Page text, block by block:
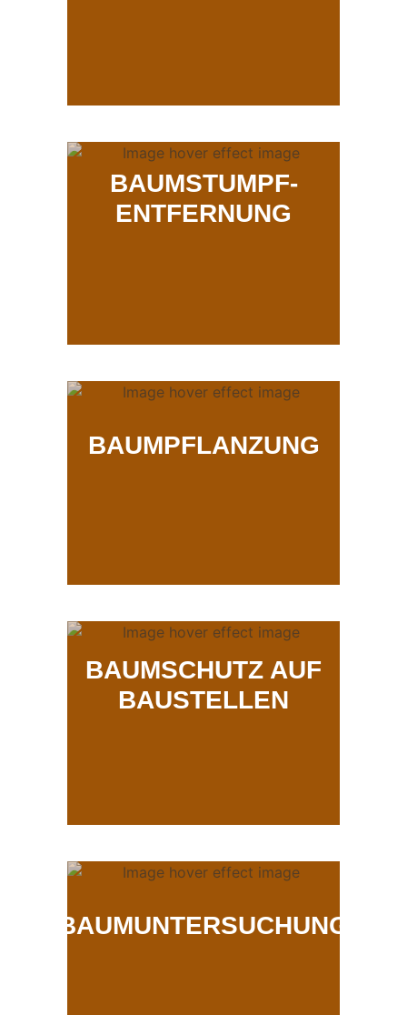
BAUMSTUMPF-
ENTFERNUNG
BAUMPFLANZUNG
BAUMSCHUTZ AUF
BAUSTELLEN
BAUMUNTERSUCHUNG